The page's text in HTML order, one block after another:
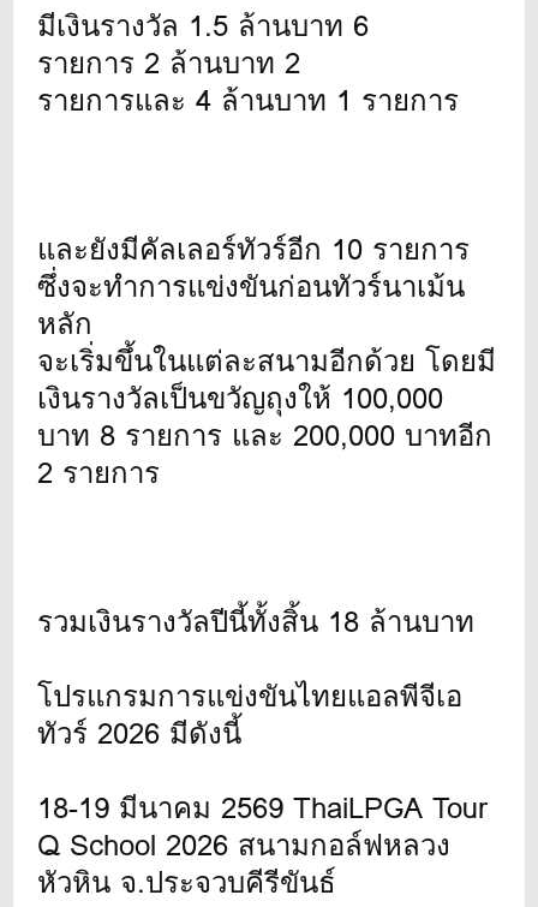
มีเงินรางวัล 1.5 ล้านบาท 6
รายการ 2 ล้านบาท 2
รายการและ 4 ล้านบาท 1 รายการ
และยังมีคัลเลอร์ทัวร์อีก 10 รายการ
ซึ่งจะทำการแข่งขันก่อนทัวร์นาเม้น
หลัก
จะเริ่มขึ้นในแต่ละสนามอีกด้วย โดยมี
เงินรางวัลเป็นขวัญถุงให้ 100,000
บาท 8 รายการ และ 200,000 บาทอีก
2 รายการ
รวมเงินรางวัลปีนี้ทั้งสิ้น 18 ล้านบาท
โปรแกรมการแข่งขันไทยแอลพีจีเอ
ทัวร์ 2026 มีดังนี้
18-19 มีนาคม 2569 ThaiLPGA Tour
Q School 2026 สนามกอล์ฟหลวง
หัวหิน จ.ประจวบคีรีขันธ์